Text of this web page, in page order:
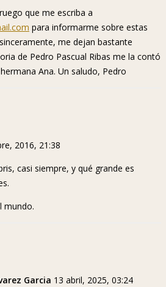
que me escriba a
para informarme sobre estas
me dejan bastante
de Pedro Pascual Ribas me la contó
Ana. Un saludo, Pedro
2016, 21:38
casi siempre, y qué grande es
mundo.
Garcia 13 abril, 2025, 03:24